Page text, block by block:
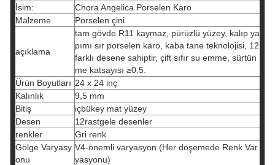
İsim:
Chora Angelica Porselen Karo
Malzeme
Porselen çini
açıklama
tam gövde R11 kaymaz, pürüzlü yüzey, kalıp ya
pımı sır porselen karo, kaba tane teknolojisi, 12
farklı desene sahiptir, çift sıfır su emme, sürtün
me katsayısı ≥0.5.
Ürün Boyutları 24 x 24 inç
Kalınlık
9,5 mm
Bitiş
içbükey mat yüzey
Desen
12rastgele desenler
renkler
Gri renk
Gölge Varyasy
onu
V4-önemli varyasyon (Her döşemede Renk Var
yasyonu)